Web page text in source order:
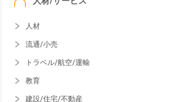
人材
流通/小売
トラベル/航空/運輸
教育
建設/住宅/不動産